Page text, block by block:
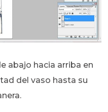
abajo hacia arriba en
del vaso hasta su